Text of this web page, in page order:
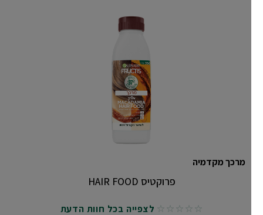
מרכך מקדמיה
פרוקטיס HAIR FOOD
No reviews לצפייה בכל חוות הדעת